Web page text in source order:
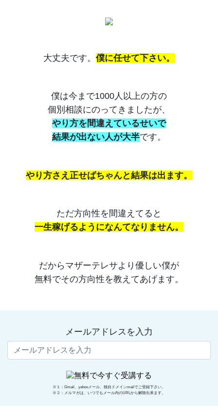
大丈夫です。 僕に任せて下さい。
僕は今まで1000人以上の方の
個別相談にのってきましたが、
やり方を間違えているせいで
結果が出ない人が大半です。
やり方さえ正せばちゃんと結果は出ます。
ただ方向性を間違えてると
一生稼げるようになんてなりません。
だからマザーテレサより優しい僕が
無料でその方向性を教えてあげます。
メールアドレスを入力
※１：Gmail、yahooメール、独自ドメインmailでご登録下さい。
※２：メルマガは、いつでもメール内のURLから解除出来ます。